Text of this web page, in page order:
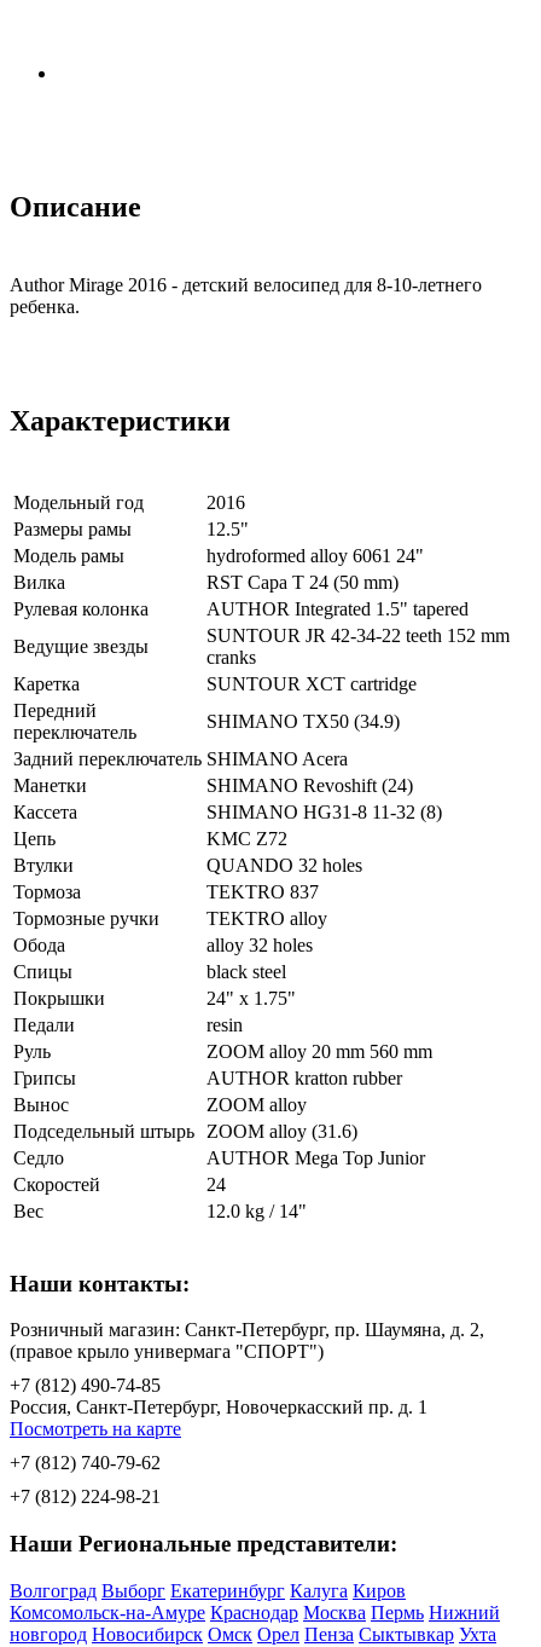
Описание
Author Mirage 2016 - детский велосипед для 8-10-летнего
ребенка.
Характеристики
Модельный год
2016
Размеры рамы
12.5"
Модель рамы
hydroformed alloy 6061 24"
Вилка
RST Capa T 24 (50 mm)
Рулевая колонка
AUTHOR Integrated 1.5" tapered
Ведущие звезды
SUNTOUR JR 42-34-22 teeth 152 mm
cranks
Каретка
SUNTOUR XCT cartridge
Передний
переключатель
SHIMANO TX50 (34.9)
Задний переключатель SHIMANO Acera
Манетки
SHIMANO Revoshift (24)
Кассета
SHIMANO HG31-8 11-32 (8)
Цепь
KMC Z72
Втулки
QUANDO 32 holes
Тормоза
TEKTRO 837
Тормозные ручки
TEKTRO alloy
Обода
alloy 32 holes
Спицы
black steel
Покрышки
24" x 1.75"
Педали
resin
Руль
ZOOM alloy 20 mm 560 mm
Грипсы
AUTHOR kratton rubber
Вынос
ZOOM alloy
Подседельный штырь
ZOOM alloy (31.6)
Седло
AUTHOR Mega Top Junior
Скоростей
24
Вес
12.0 kg / 14"
Наши контакты:
Розничный магазин: Санкт-Петербург, пр. Шаумяна, д. 2,
(правое крыло универмага "СПОРТ")
+7 (812) 490-74-85
Россия, Санкт-Петербург, Новочеркасский пр. д. 1
Посмотреть на карте
+7 (812) 740-79-62
+7 (812) 224-98-21
Наши Региональные представители:
Волгоград Выборг Екатеринбург Калуга Киров
Комсомольск-на-Амуре Краснодар Москва Пермь Нижний
новгород Новосибирск Омск Орел Пенза Сыктывкар Ухта